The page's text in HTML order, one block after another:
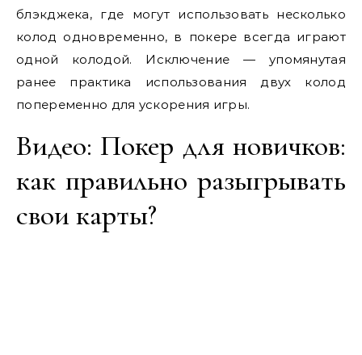
блэкджека, где могут использовать несколько
колод одновременно, в покере всегда играют
одной колодой. Исключение — упомянутая
ранее практика использования двух колод
попеременно для ускорения игры.
Видео: Покер для новичков:
как правильно разыгрывать
свои карты?